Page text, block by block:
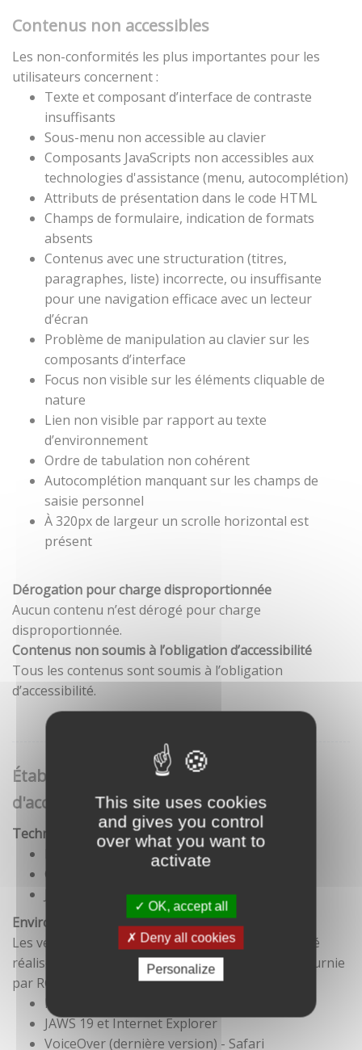
This site uses cookies
and gives you control
over what you want to
activate
OK, accept all
Deny all cookies
Personalize
Contenus non accessibles
Les non-conformités les plus importantes pour les
utilisateurs concernent :
Texte et composant d’interface de contraste
insuffisants
Sous-menu non accessible au clavier
Composants JavaScripts non accessibles aux
technologies d'assistance (menu, autocomplétion)
Attributs de présentation dans le code HTML
Champs de formulaire, indication de formats
absents
Contenus avec une structuration (titres,
paragraphes, liste) incorrecte, ou insuffisante
pour une navigation efficace avec un lecteur
d’écran
Problème de manipulation au clavier sur les
composants d’interface
Focus non visible sur les éléments cliquable de
nature
Lien non visible par rapport au texte
d’environnement
Ordre de tabulation non cohérent
Autocomplétion manquant sur les champs de
saisie personnel
À 320px de largeur un scrolle horizontal est
présent
Dérogation pour charge disproportionnée
Aucun contenu n’est dérogé pour charge
disproportionnée.
Contenus non soumis à l’obligation d’accessibilité
Tous les contenus sont soumis à l’obligation
d’accessibilité.
Établissement de cette déclaration
d'accessibilité
Technologies utilisées pour la réalisation du site
CSS
Environnement de test
Les vérifications de restitution de contenus ont été
réalisées conformément à la base de référence fournie
par RGAA 3.
Firefox et NVDA
JAWS 19 et Internet Explorer
VoiceOver (dernière version) - Safari